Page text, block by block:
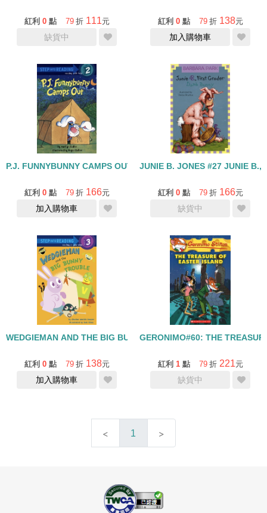
紅利 0 點 79 折 111元
缺貨中
紅利 0 點 79 折 138元
加入購物車
P.J. FUNNYBUNNY CAMPS OUT /L2
紅利 0 點 79 折 166元
加入購物車
JUNIE B. JONES #27 JUNIE B.,
紅利 0 點 79 折 166元
缺貨中
WEDGIEMAN AND THE BIG BUNNY TROUBLE /L3
紅利 0 點 79 折 138元
加入購物車
GERONIMO#60: THE
紅利 1 點 79 折 221元
缺貨中
1